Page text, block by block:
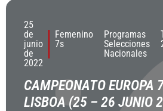
25
de
junio
de
2022
Femenino
7s
Programas
Selecciones
Nacionales
CAMPEONATO EUROPA
LISBOA (25 – 26 JUNIO